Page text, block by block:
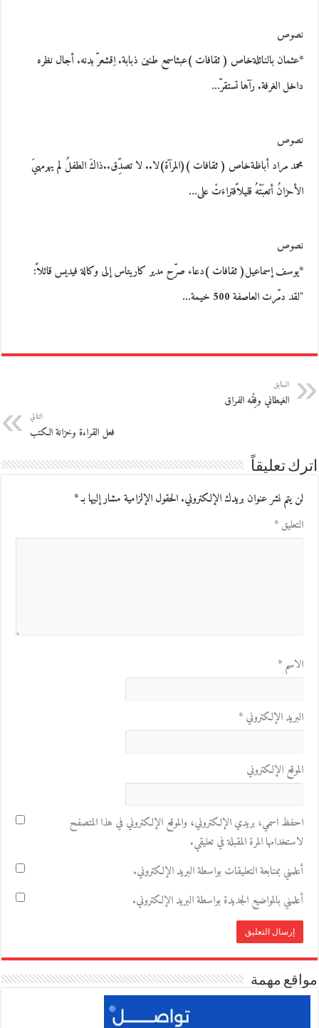
نصوص
*عثمان بالنائلةخاص ( ثقافات )عبثاسمع طنين ذبابة. اِقشعرّ بدنه. أجال نظره
داخل الغرفة. رآها تستقرّ…
نصوص
محمد مراد أباظةخاص ( ثقافات )(المرآة)لا.. لا تصدِّق..ذاكَ الطفلُ لم يهرمهيَ
الأحزانُ أتعبَتْهُ قليلاًفتراءَتْ على…
نصوص
*يوسف إسماعيل( ثقافات )دعاء صرّح مدير كاريتاس إلى وكالة فيديس قائلاً:
"لقد دمّرت العاصفة 500 خيمة…
السابق
الغيطاني وفِقْه الفراق
التالي
فعل القراءة وخزانة الكتب
اترك تعليقاً
لن يتم نشر عنوان بريدك الإلكتروني.الحقول الإلزامية مشار إليها بـ*
التعليق*
الاسم*
البريد الإلكتروني*
الموقع الإلكتروني
احفظ اسمي، بريدي الإلكتروني، والموقع الإلكتروني في هذا المتصفح
لاستخدامها المرة المقبلة في تعليقي.
أعلمني بمتابعة التعليقات بواسطة البريد الإلكتروني.
أعلمني بالمواضيع الجديدة بواسطة البريد الإلكتروني.
مواقع مهمة